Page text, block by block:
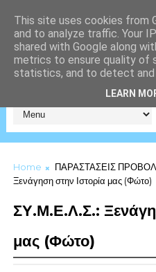
Home ΠΑΡΑΣΤΑΣΕΙΣ
Ξενάγηση στην Ιστορία μας (Φώτο)
ΣΥ.Μ.Ε.Λ.Σ.:
μας (Φώτο)
This site uses cookies from
and to analyze traffic. Your
shared with Google along
metrics to ensure quality of
statistics, and to detect and
LEARN